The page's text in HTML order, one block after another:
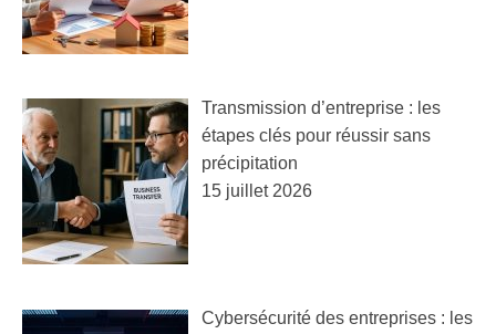
Transmission d’entreprise : les
étapes clés pour réussir sans
précipitation
15 juillet 2026
Cybersécurité des entreprises : les